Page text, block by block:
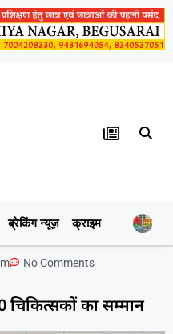
ब्रेकिंग न्यूज़ क्राइम
No Comments
चिकित्सकों का सम्मान